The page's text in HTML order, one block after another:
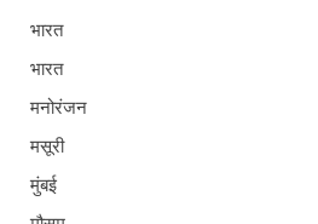
भारत
भारत
मनोरंजन
मसूरी
मुंबई